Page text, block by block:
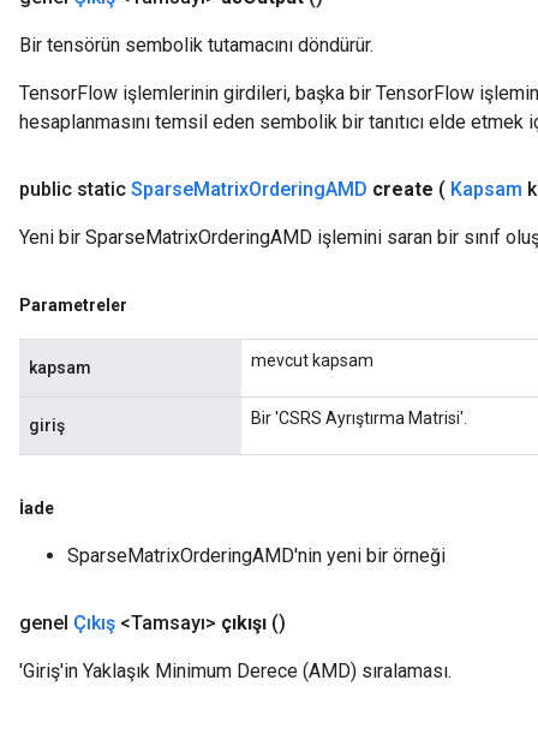
Bir tensörün sembolik tutamacını döndürür.
TensorFlow işlemlerinin girdileri, başka bir TensorFlow
hesaplanmasını temsil eden sembolik bir tanıtıcı elde etmek
public static SparseMatrixOrderingAMD create ( Kapsam
Yeni bir SparseMatrixOrderingAMD işlemini saran bir sınıf
Parametreler
kapsam mevcut kapsam
giriş Bir 'CSRS Ayrıştırma Matrisi'.
İade
SparseMatrixOrderingAMD'nin yeni bir örneği
genel Çıkış <Tamsayı> çıkışı ()
'Giriş'in Yaklaşık Minimum Derece (AMD) sıralaması.